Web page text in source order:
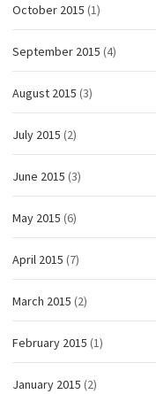
October 2015 (1)
September 2015 (4)
August 2015 (3)
July 2015 (2)
June 2015 (3)
May 2015 (6)
April 2015 (7)
March 2015 (2)
February 2015 (1)
January 2015 (2)